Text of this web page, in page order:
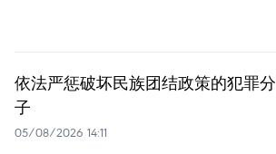
依法严惩破坏民族团结政策的犯罪分
子
05/08/2026 14:11